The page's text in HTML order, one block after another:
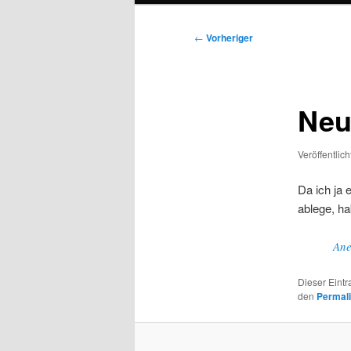
Beitragsnavigation
← Vorheriger
Da ich ja
ablege,
Dieser
den